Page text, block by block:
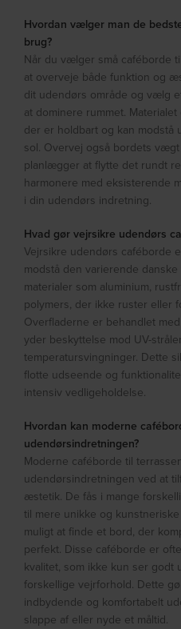
Hvordan vælger man de
brug?
Når du vælger små caféborde
at overveje både funktion og
dit udendørs område og vælg
at dominere rummet.
der er holdbart og kan
sol. Overvej også bordets
planlægger at flytte det rundt
harmonere med eksisterende
i din udendørs indretning.
Hvad gør vejrsikre udendørs
Vejrsikre udendørs caféborde
modstå den varierende
materialer som aluminium,
polymers, der ikke ruster eller
Overfladerne er behandlet
yder beskyttelse mod UV-
temperatursvingninger. Dette
flotte udseende og
intensiv vedligeholdelse.
Hvordan kan moderne
udendørsindretningen?
Moderne caféborde til
udendørsindretningen ved at
æstetik. De fås i mange
til mere unikke og
muligt at finde et bord, der
perfekt. Disse caféborde er
kvalitet, som ikke kun ser godt
forskellige vejrforhold. Dette
indbydende og komfortabelt
slappe af eller nyde et måltid.